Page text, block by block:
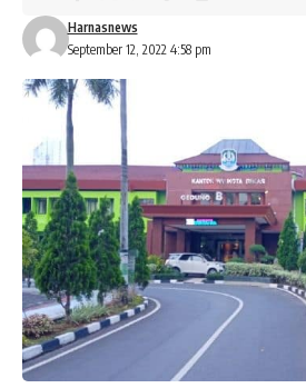
September 12, 2022 4:58 pm
Harnasnews